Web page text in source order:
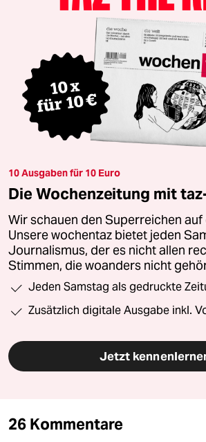
10 Ausgaben für 10 Euro
Die Wochenzeitung mit
Wir schauen den Superreichen auf
Unsere wochentaz bietet jeden
Journalismus, der es nicht allen
Stimmen, die woanders nicht
Jeden Samstag als gedruckte
Zusätzlich digitale Ausgabe inkl.
Jetzt
26 Kommentare